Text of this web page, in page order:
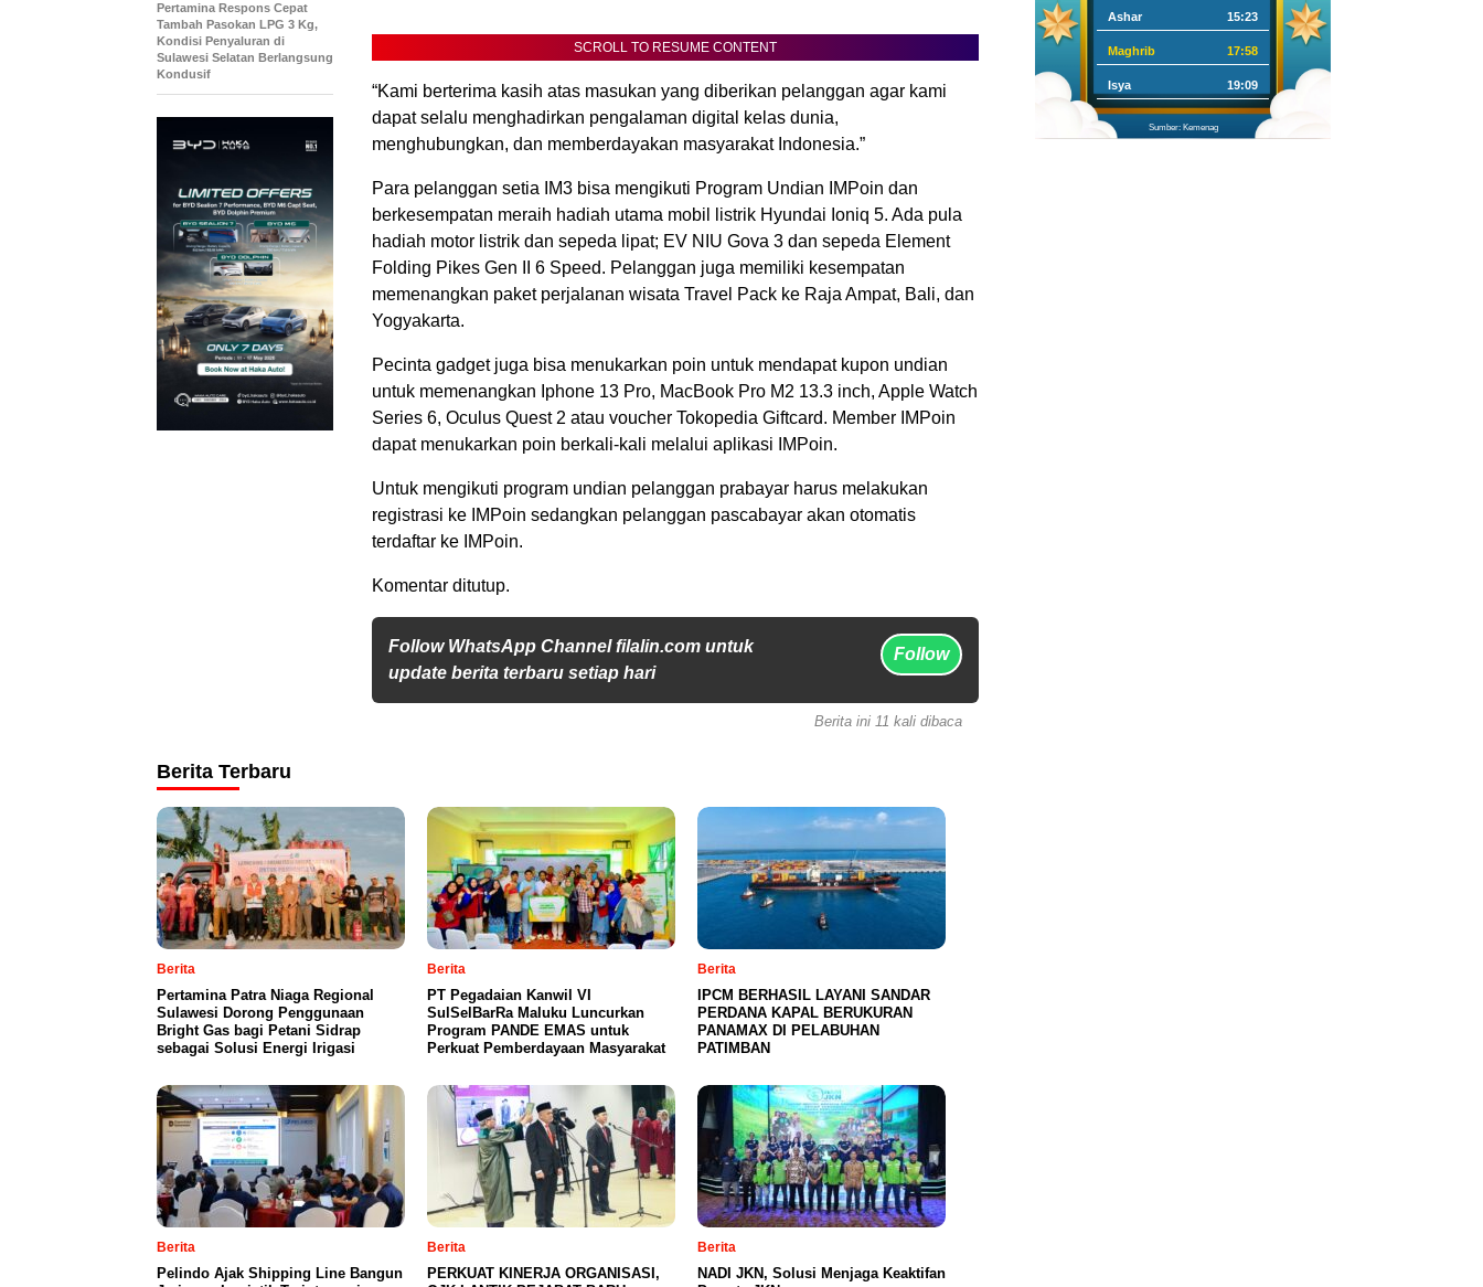
SCROLL TO RESUME CONTENT
“Kami berterima kasih atas masukan yang diberikan pelanggan agar kami
dapat selalu menghadirkan pengalaman digital kelas dunia,
menghubungkan, dan memberdayakan masyarakat Indonesia.”
Para pelanggan setia IM3 bisa mengikuti Program Undian IMPoin dan
berkesempatan meraih hadiah utama mobil listrik Hyundai Ioniq 5. Ada pula
hadiah motor listrik dan sepeda lipat; EV NIU Gova 3 dan sepeda Element
Folding Pikes Gen II 6 Speed. Pelanggan juga memiliki kesempatan
memenangkan paket perjalanan wisata Travel Pack ke Raja Ampat, Bali, dan
Yogyakarta.
Pecinta gadget juga bisa menukarkan poin untuk mendapat kupon undian
untuk memenangkan Iphone 13 Pro, MacBook Pro M2 13.3 inch, Apple Watch
Series 6, Oculus Quest 2 atau voucher Tokopedia Giftcard. Member IMPoin
dapat menukarkan poin berkali-kali melalui aplikasi IMPoin.
Untuk mengikuti program undian pelanggan prabayar harus melakukan
registrasi ke IMPoin sedangkan pelanggan pascabayar akan otomatis
terdaftar ke IMPoin.
Komentar ditutup.
Follow WhatsApp Channel filalin.com untuk
update berita terbaru setiap hari
Follow
Pertamina Respons Cepat
Tambah Pasokan LPG 3 Kg,
Kondisi Penyaluran di
Sulawesi Selatan Berlangsung
Kondusif
Berita ini 11 kali dibaca
Berita Terbaru
Berita
Pertamina Patra Niaga Regional
Sulawesi Dorong Penggunaan
Bright Gas bagi Petani Sidrap
sebagai Solusi Energi Irigasi
Berita
PT Pegadaian Kanwil VI
SulSelBarRa Maluku Luncurkan
Program PANDE EMAS untuk
Perkuat Pemberdayaan Masyarakat
Berita
IPCM BERHASIL LAYANI SANDAR
PERDANA KAPAL BERUKURAN
PANAMAX DI PELABUHAN
PATIMBAN
Berita
Pelindo Ajak Shipping Line Bangun
Berita
PERKUAT KINERJA ORGANISASI,
Berita
NADI JKN, Solusi Menjaga Keaktifan
Ashar 15:23
Maghrib 17:58
Isya 19:09
Sumber: Kemenag